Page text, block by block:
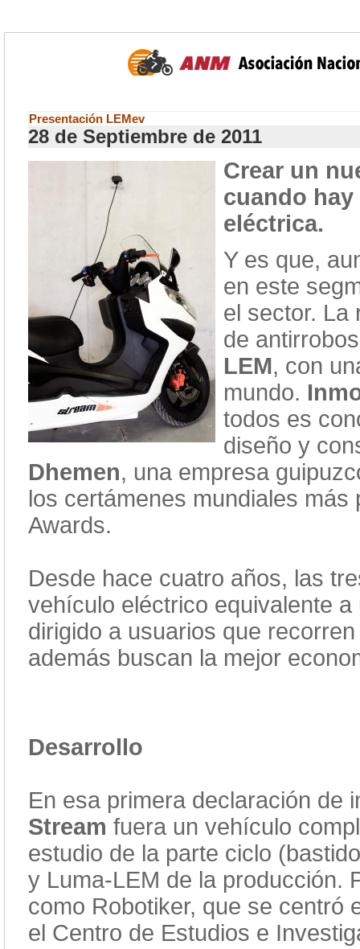
Presentación LEMev
28 de Septiembre de 2011
Crear un
cuando
eléctrica.
Y es que,
en este
el sector. La
de
LEM, con
mundo.
todos es
diseño y
Dhemen, una empresa
los certámenes mundiales
Awards.
Desde hace cuatro años, las
vehículo eléctrico equivalente
dirigido a usuarios que
además buscan la mejor
Desarrollo
En esa primera declaración de
Stream fuera un vehículo
estudio de la parte ciclo
y Luma-LEM de la producción.
como Robotiker, que se centró
el Centro de Estudios e